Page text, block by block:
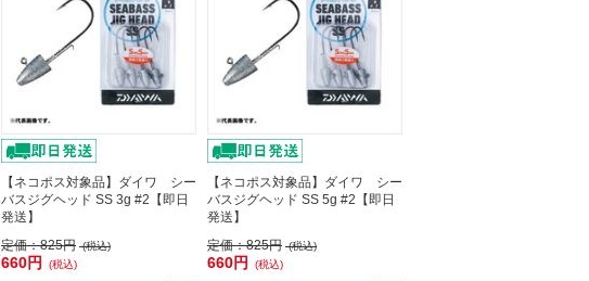
【ネコポス対象品】ダイワ シー
バスジグヘッド SS 3g #2【即日
発送】
定価：825円 (税込)
660円 (税込)
【ネコポス対象品】ダイワ シー
バスジグヘッド SS 5g #2【即日
発送】
定価：825円 (税込)
660円 (税込)